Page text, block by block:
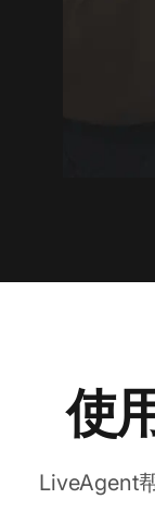
使
LiveAgent